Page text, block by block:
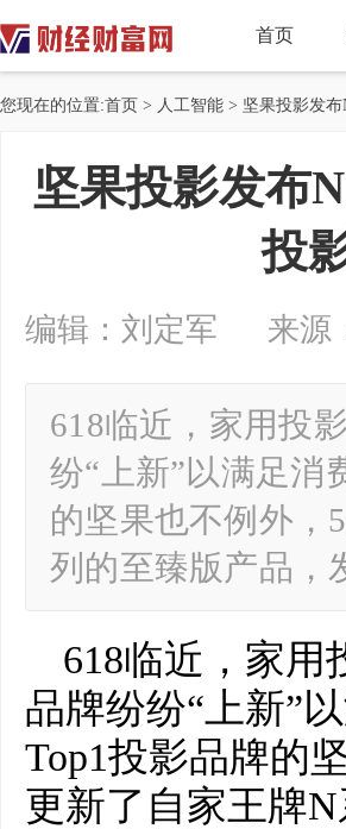
首页
您现在的位置:首页 > 人工智能 > 坚果投影发
坚果投影发布
投
编辑：刘定军 来源
618临近，家用投
纷“上新”以满足消
的坚果也不例外，
列的至臻版产品
618临近，家用
品牌纷纷“上新”
Top1投影品牌的
更新了自家王牌